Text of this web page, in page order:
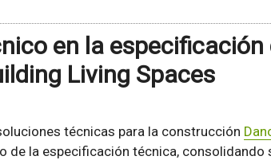
en la especificación
Living Spaces
técnicas para la construcción
de la especificación técnica, consolidando